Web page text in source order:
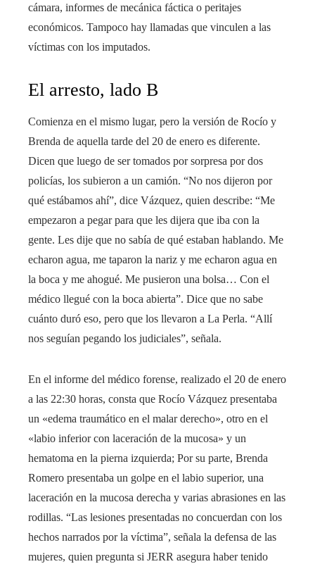
cámara, informes de mecánica fáctica o peritajes
económicos. Tampoco hay llamadas que vinculen a las
víctimas con los imputados.
El arresto, lado B
Comienza en el mismo lugar, pero la versión de Rocío y
Brenda de aquella tarde del 20 de enero es diferente.
Dicen que luego de ser tomados por sorpresa por dos
policías, los subieron a un camión. “No nos dijeron por
qué estábamos ahí”, dice Vázquez, quien describe: “Me
empezaron a pegar para que les dijera que iba con la
gente. Les dije que no sabía de qué estaban hablando. Me
echaron agua, me taparon la nariz y me echaron agua en
la boca y me ahogué. Me pusieron una bolsa… Con el
médico llegué con la boca abierta”. Dice que no sabe
cuánto duró eso, pero que los llevaron a La Perla. “Allí
nos seguían pegando los judiciales”, señala.
En el informe del médico forense, realizado el 20 de enero
a las 22:30 horas, consta que Rocío Vázquez presentaba
un «edema traumático en el malar derecho», otro en el
«labio inferior con laceración de la mucosa» y un
hematoma en la pierna izquierda; Por su parte, Brenda
Romero presentaba un golpe en el labio superior, una
laceración en la mucosa derecha y varias abrasiones en las
rodillas. “Las lesiones presentadas no concuerdan con los
hechos narrados por la víctima”, señala la defensa de las
mujeres, quien pregunta si JERR asegura haber tenido